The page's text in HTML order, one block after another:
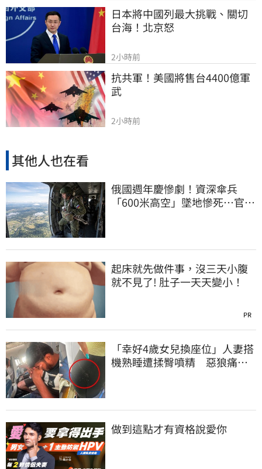
日本將中國列最大挑戰、關切
台海！北京怒
2小時前
抗共軍！美國將售台4400億軍
武
2小時前
其他人也在看
俄國週年慶慘劇！資深傘兵
「600米高空」墜地慘死…官方
起床就先做件事，沒三天小腹
就不見了! 肚子一天天變小！
PR
「幸好4歲女兒換座位」人妻搭
機熟睡遭揉臀噴精 惡狼痛哭
做到這點才有資格說愛你